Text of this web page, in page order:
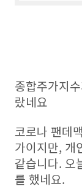
종합주가지
랐네요
코로나 팬데
가이지만, 개
같습니다. 오
를 했네요.